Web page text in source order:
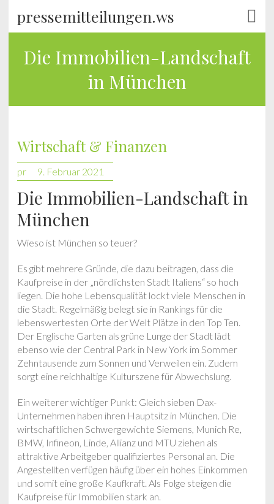
pressemitteilungen.ws
Die Immobilien-Landschaft
in München
Wirtschaft & Finanzen
pr 9. Februar 2021
Die Immobilien-Landschaft in
München
Wieso ist München so teuer?
Es gibt mehrere Gründe, die dazu beitragen, dass die
Kaufpreise in der „nördlichsten Stadt Italiens“ so hoch
liegen. Die hohe Lebensqualität lockt viele Menschen in
die Stadt. Regelmäßig belegt sie in Rankings für die
lebenswertesten Orte der Welt Plätze in den Top Ten.
Der Englische Garten als grüne Lunge der Stadt lädt
ebenso wie der Central Park in New York im Sommer
Zehntausende zum Sonnen und Verweilen ein. Zudem
sorgt eine reichhaltige Kulturszene für Abwechslung.
Ein weiterer wichtiger Punkt: Gleich sieben Dax-
Unternehmen haben ihren Hauptsitz in München. Die
wirtschaftlichen Schwergewichte Siemens, Munich Re,
BMW, Infineon, Linde, Allianz und MTU ziehen als
attraktive Arbeitgeber qualifiziertes Personal an. Die
Angestellten verfügen häufig über ein hohes Einkommen
und somit eine große Kaufkraft. Als Folge steigen die
Kaufpreise für Immobilien stark an.